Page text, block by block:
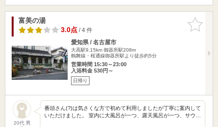
お気に入
りに追加
富美の湯
3.0点/ 4 件
愛知県 / 名古屋市
大高駅9.15km 御器所駅208m
鶴舞線・桜通線御器所駅より徒歩約5分
営業時間 15:30～23:00
入浴料金 530円～
日帰り
20代 男
番頭さん(?)は気さくな方で初めて利用しましたが丁寧に案内して
いただけました。 室内に大風呂が一つ、露天風呂が一つ、サウ…